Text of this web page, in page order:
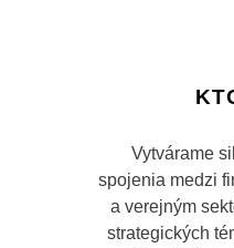
Vytvárame
spojenia medzi
a verejným
strategických